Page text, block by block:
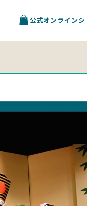
公式オンラインシ